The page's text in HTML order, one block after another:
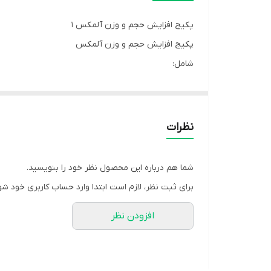
پکیج افزایش حجم و وزن آلمکس ۱
پکیج افزایش حجم و وزن آلمکس
شامل:
ترکیب فوق العاده حرفه ای برای افزایش حجم و وزن
نظرات
شما هم درباره این محصول نظر خود را بنویسید.
برای ثبت نظر، لازم است ابتدا وارد حساب کاربری خود
افزودن نظر